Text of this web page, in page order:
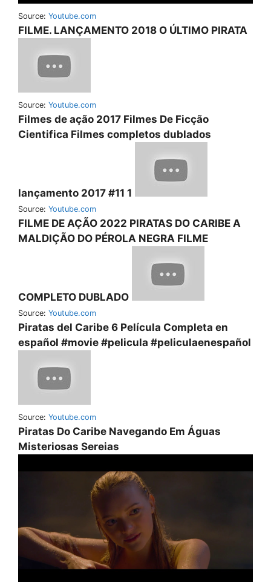
Source: Youtube.com
FILME. LANÇAMENTO 2018 O ÚLTIMO PIRATA
Source: Youtube.com
Filmes de ação 2017 Filmes De Ficção
Cientifica Filmes completos dublados
lançamento 2017 #11 1
Source: Youtube.com
FILME DE AÇÃO 2022 PIRATAS DO CARIBE A
MALDIÇÃO DO PÉROLA NEGRA FILME
COMPLETO DUBLADO
Source: Youtube.com
Piratas del Caribe 6 Película Completa en
español #movie #pelicula #peliculaenespañol
Source: Youtube.com
Piratas Do Caribe Navegando Em Águas
Misteriosas Sereias